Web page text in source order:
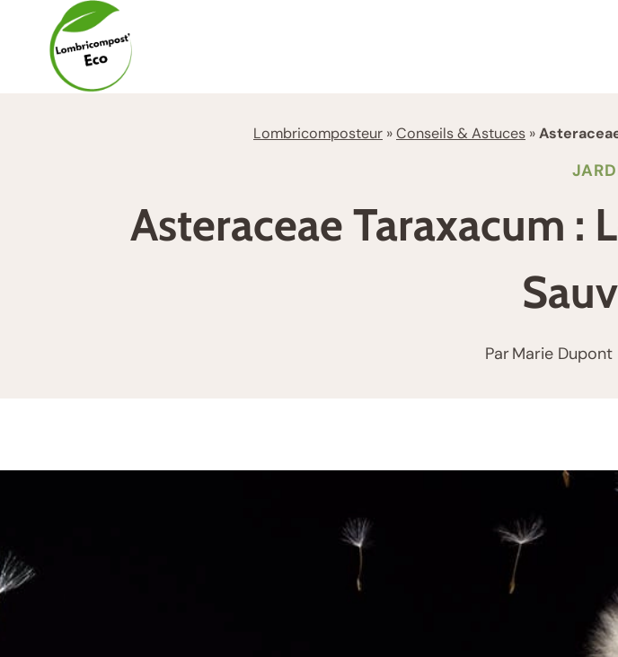
contenu
Lombricomposteur »Conseils & Astuces »
Asteraceae Taraxacum :
ParMarie Dupont